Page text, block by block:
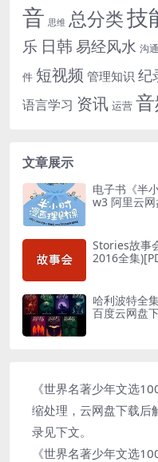
音 思维 总分类技
乐 日韩易经风水 沟通
件 短视频 管理知识 纪
语言学习 资讯 运营
文章展示
电子书《半
w3 阿里云
Stories故事
2016全集
哈利波特全
百度云网盘
《世界名著少年文选
缩处理，云网盘下载后
录见下文。
《世界名著少年文选